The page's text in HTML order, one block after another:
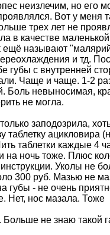
неизлечим, но его
Вот у меня
трех лет не
в качестве маленькой
ещё называют
и тд.
губы с внутренней
Чаще и чаще. 1-2
Боль невыносимая,
не могла.
заподозрила,
таблетку ацикловира
таблетки каждые 4
на ночь тоже. Плюс
Уколы не
300 руб. Мазью не
губы - не очень
Нет, нос мазала. Тоже
Больше не знаю такой